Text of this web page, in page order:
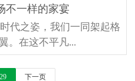
不一样的家宴
代之姿，我们一同架起格
。在这不平凡...
29 下一页